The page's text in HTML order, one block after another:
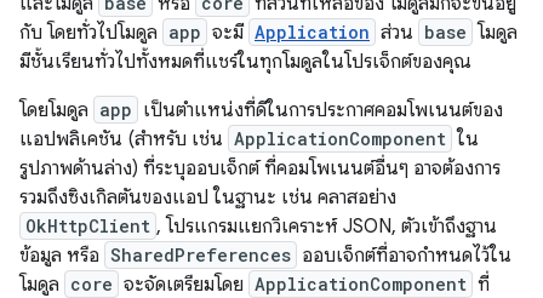
กับ โดยทั่วไปโมดูล app จะมี Application ส่วน base โมดูล
มีชั้นเรียนทั่วไปทั้งหมดที่แชร์ในทุกโมดูลในโปรเจ็กต์ของคุณ
โดยโมดูล app เป็นตำแหน่งที่ดีในการประกาศคอมโพเนนต์ของ
แอปพลิเคชัน (สำหรับ เช่น ApplicationComponent ใน
รูปภาพด้านล่าง) ที่ระบุออบเจ็กต์ ที่คอมโพเนนต์อื่นๆ อาจต้องการ
รวมถึงซิงเกิลตันของแอป ในฐานะ เช่น คลาสอย่าง
OkHttpClient , โปรแกรมแยกวิเคราะห์ JSON, ตัวเข้าถึงฐาน
ข้อมูล หรือ SharedPreferences ออบเจ็กต์ที่อาจกำหนดไว้ใน
โมดูล core จะจัดเตรียมโดย ApplicationComponent ที่